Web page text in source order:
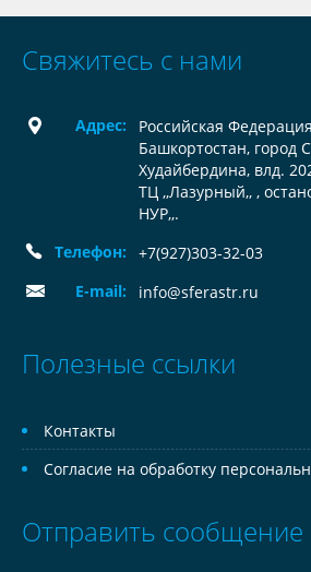
Свяжитесь с нами
Адрес:
Российская
Башкортостан, город
Худайбердина, влд.
ТЦ ,,Лазурный,, ,
НУР,,.
Телефон:
+7(927)303-32-03
E-mail:
info@sferastr.ru
Полезные ссылки
Контакты
Согласие на обработку
Отправить сообщение